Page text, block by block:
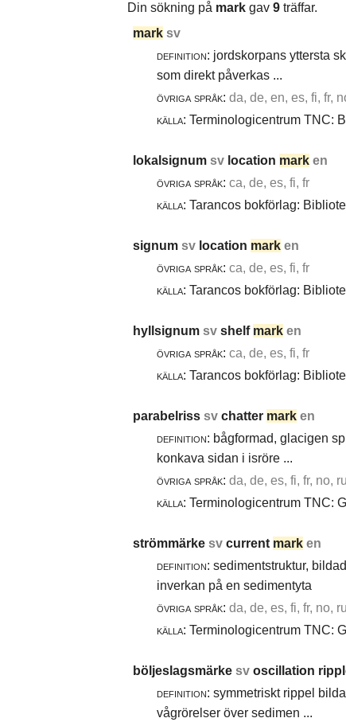
Din sökning på mark gav 9 träffar.
mark sv
definition: jordskorpans yttersta
som direkt påverkas ...
övriga språk: da, de, en, es, fi, fr,
källa: Terminologicentrum TNC:
lokalsignum sv location mark en
övriga språk: ca, de, es, fi, fr
källa: Tarancos bokförlag:
signum sv location mark en
övriga språk: ca, de, es, fi, fr
källa: Tarancos bokförlag:
hyllsignum sv shelf mark en
övriga språk: ca, de, es, fi, fr
källa: Tarancos bokförlag:
parabelriss sv chatter mark en
definition: bågformad, glacigen
konkava sidan i isröre ...
övriga språk: da, de, es, fi, fr, no, ru
källa: Terminologicentrum TNC:
strömmärke sv current mark en
definition: sedimentstruktur,
inverkan på en sedimentyta
övriga språk: da, de, es, fi, fr, no, ru
källa: Terminologicentrum TNC:
böljeslagsmärke sv oscillation
definition: symmetriskt rippel
vågrörelser över sedimen ...